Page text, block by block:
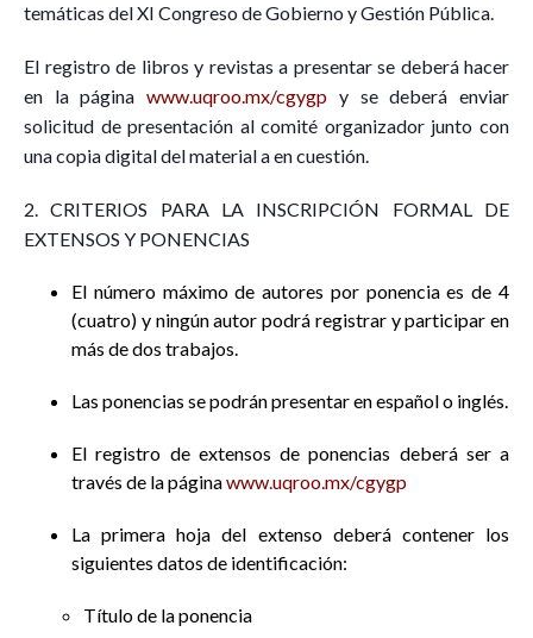
temáticas del XI Congreso de Gobierno y Gestión Pública.
El registro de libros y revistas a presentar se deberá hacer
en la páginawww.uqroo.mx/cgygp y se deberá enviar
solicitud de presentación al comité organizador junto con
una copia digital del material a en cuestión.
2. CRITERIOS PARA LA INSCRIPCIÓN FORMAL DE
EXTENSOS Y PONENCIAS
El número máximo de autores por ponencia es de 4
(cuatro) y ningún autor podrá registrar y participar en
más de dos trabajos.
Las ponencias se podrán presentar en español o inglés.
El registro de extensos de ponencias deberá ser a
través de la páginawww.uqroo.mx/cgygp
La primera hoja del extenso deberá contener los
siguientes datos de identificación:
Título de la ponencia